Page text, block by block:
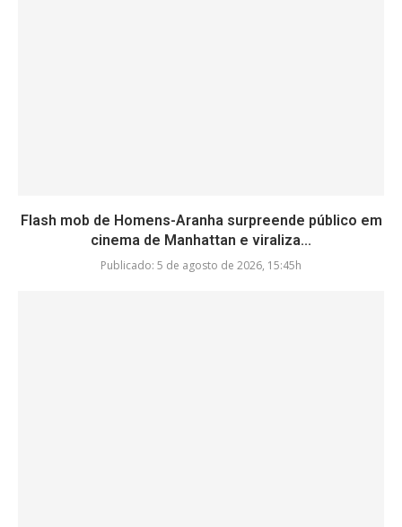
Flash mob de Homens-Aranha surpreende público em
cinema de Manhattan e viraliza...
Publicado: 5 de agosto de 2026, 15:45h